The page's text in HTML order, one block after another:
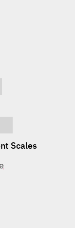
Scales